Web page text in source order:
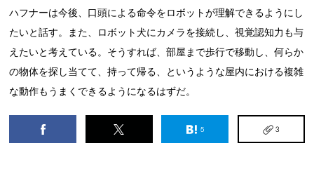
ハフナーは今後、口頭による命令をロボットが理解できるようにし
たいと話す。また、ロボット犬にカメラを接続し、視覚認知力も与
えたいと考えている。そうすれば、部屋まで歩行で移動し、何らか
の物体を探し当てて、持って帰る、というような屋内における複雑
な動作もうまくできるようになるはずだ。
5 3